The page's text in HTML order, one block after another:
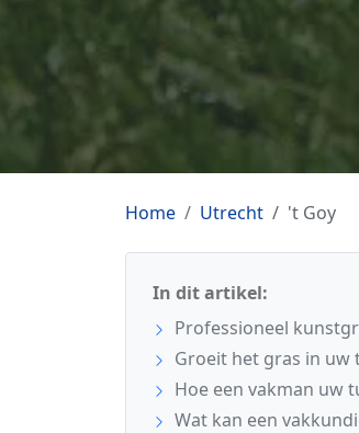
Home Utrecht 't Goy
In dit artikel:
Professioneel
Groeit het gras in
Hoe een vakman uw
Wat kan een